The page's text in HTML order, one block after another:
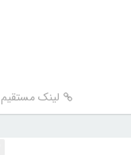
لینک مستقیم